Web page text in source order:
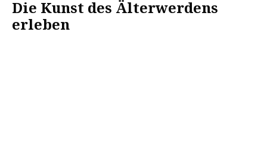
Die Kunst des Älterwerdens
erleben